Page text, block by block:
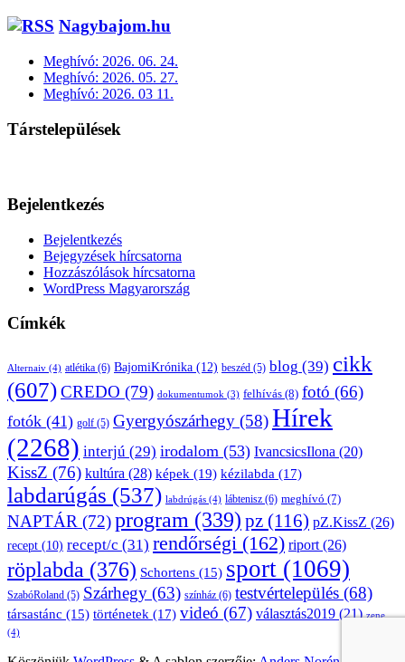
Nagybajom.hu
Meghívó: 2026. 06. 24.
Meghívó: 2026. 05. 27.
Meghívó: 2026. 03 11.
Társtelepülések
Bejelentkezés
Bejelentkezés
Bejegyzések hírcsatorna
Hozzászólások hírcsatorna
WordPress Magyarország
Címkék
Alternaiv (4) atlétika (6) BajomiKrónika (12) beszéd (5) blog (39) cikk
(607)CREDO (79) dokumentumok (3) felhívás (8) fotó (66)
fotók (41) golf (5) Gyergyószárhegy (58)Hírek
(2268) interjú (29) irodalom (53) IvancsicsIlona (20)
KissZ (76) kultúra (28) képek (19) kézilabda (17)
labdarúgás (537) labdrúgás (4) lábtenisz (6) meghívó (7)
NAPTÁR (72)program (339) pz (116) pZ.KissZ (26)
recept (10) recept/c (31) rendőrségi (162) riport(26)
röplabda (376) Schortens (15) sport (1069)
SzabóRoland (5) Szárhegy (63) színház (6) testvértelepülés (68)
társastánc (15) történetek (17) videó (67) választás2019 (21) zene
(4)